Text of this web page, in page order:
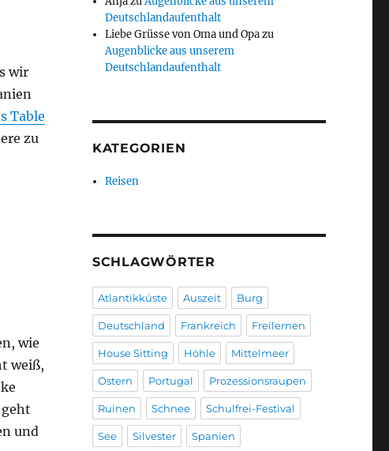
wir
Table
zu
wie
weiß,
und
Deutschlandaufenthalt
Liebe Grüsse von Oma und Opazu
Augenblicke aus unserem
Deutschlandaufenthalt
KATEGORIEN
Reisen
SCHLAGWÖRTER
Atlantikküste Auszeit Burg
Deutschland Frankreich Freilernen
House Sitting Höhle Mittelmeer
Ostern Portugal Prozessionsraupen
Ruinen Schnee Schulfrei-Festival
See Silvester Spanien